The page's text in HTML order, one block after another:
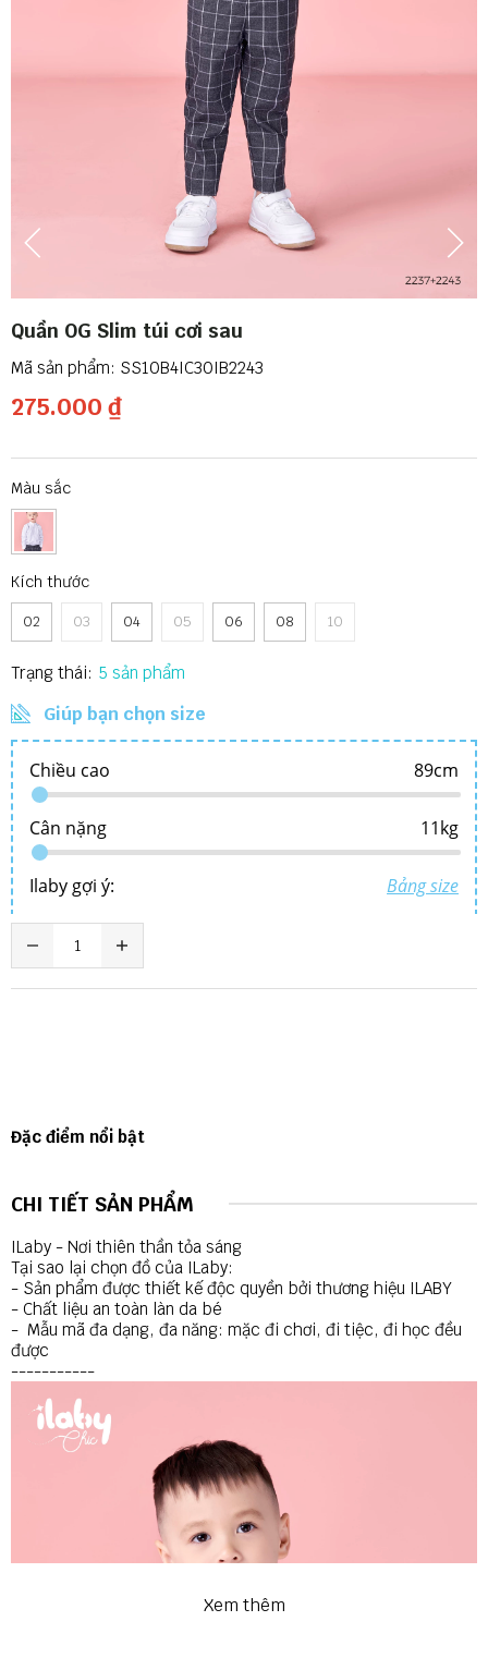
Quần OG Slim túi cơi sau
275.000 ₫
Màu sắc
Kích thước
02 03 04 05 06 08 10
Giúp bạn chọn size
SS10B4IC30IB2243
Đặc điểm nổi bật
Trạng thái: 5
CHI TIẾT SẢN PHẨM
ILaby - Nơi thiên thần tỏa sáng
Tại sao lại chọn đồ của ILaby:
- Sản phẩm được thiết kế độc quyền bởi thương hiệu ILABY
- Chất liệu an toàn làn da bé
- Mẫu mã đa dạng, đa năng: mặc đi chơi, đi tiệc, đi học đều
được
-----------
Xem thêm